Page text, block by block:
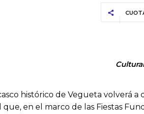
histórico de Vegueta volverá
en el marco de las Fiestas